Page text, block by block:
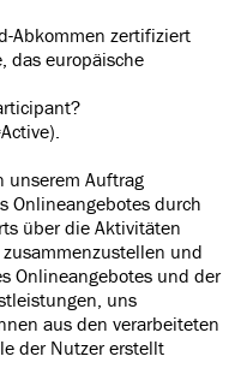
Abkommen zertifiziert
das europäische
unserem Auftrag
Onlineangebotes durch
über die Aktivitäten
und
Onlineangebotes und der
uns
aus den verarbeiteten
der Nutzer erstellt